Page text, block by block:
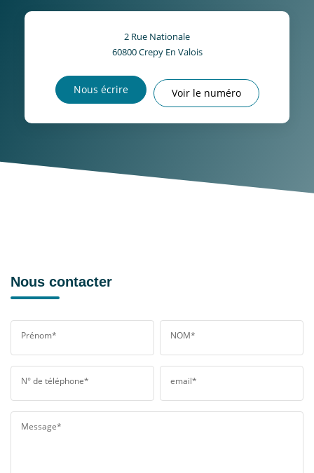
2 Rue Nationale
60800Crepy En Valois
Nous écrire Voir le numéro
Nous contacter
Prénom* NOM*
N° de téléphone* email*
Message*